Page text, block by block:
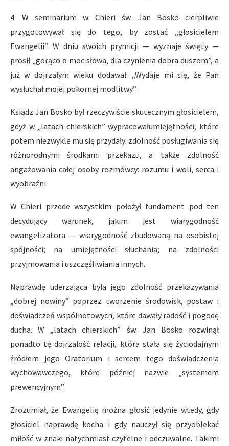
4. W seminarium w Chieri św. Jan Bosko cierpliwie
przygotowywał się do tego, by zostać „głosicielem
Ewangelii”. W dniu swoich prymicji — wyznaje święty —
prosił „gorąco o moc słowa, dla czynienia dobra duszom”, a
już w dojrzałym wieku dodawał: „Wydaje mi się, że Pan
wysłuchał mojej pokornej modlitwy”.
Ksiądz Jan Bosko był rzeczywiście skutecznym głosicielem,
gdyż w „latach chierskich” wypracowałumiejętności, które
potem niezwykle mu się przydały: zdolność posługiwania się
różnorodnymi środkami przekazu, a także zdolność
angażowania całej osoby rozmówcy: rozumu i woli, serca i
wyobraźni.
W Chieri przede wszystkim położył fundament pod ten
decydujący warunek, jakim jest wiarygodność
ewangelizatora — wiarygodność zbudowaną na osobistej
spójności; na umiejętności słuchania; na zdolności
przyjmowania i uszczęśliwiania innych.
Naprawdę uderzająca była jego zdolność przekazywania
„dobrej nowiny” poprzez tworzenie środowisk, postaw i
doświadczeń wspólnotowych, które dawały radość i pogodę
ducha. W „latach chierskich” św. Jan Bosko rozwinął
ponadto tę dojrzałość relacji, która stała się życiodajnym
źródłem jego Oratorium i sercem tego doświadczenia
wychowawczego, które później nazwie „systemem
prewencyjnym”.
Zrozumiał, że Ewangelię można głosić jedynie wtedy, gdy
głosiciel naprawdę kocha i gdy nauczył się przyoblekać
miłość w znaki natychmiast czytelne i odczuwalne. Takimi